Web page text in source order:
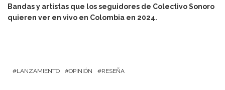
Bandas y artistas que los seguidores de Colectivo Sonoro
quieren ver en vivo en Colombia en 2024.
LANZAMIENTO OPINIÓN RESEÑA